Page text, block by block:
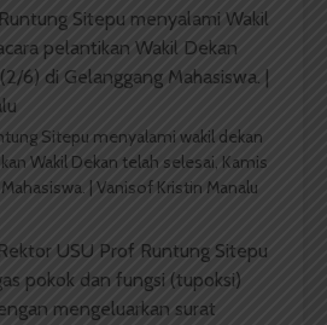
Sitepu menyalami wakil dekan
Wakil Dekan telah selesai, Kamis
| Vanisof Kristin Manalu
USU Prof Runtung Sitepu
pokok dan fungsi (tupoksi)
mengeluarkan surat